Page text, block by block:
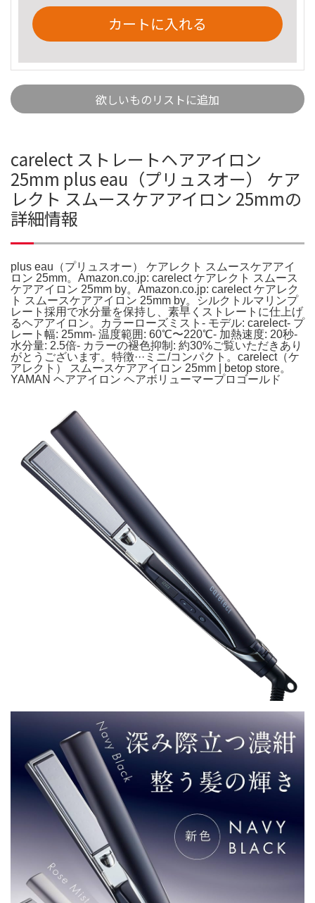
カートに入れる
欲しいものリストに追加
carelect ストレートヘアアイロン
25mm plus eau（プリュスオー） ケア
レクト スムースケアアイロン 25mmの
詳細情報
plus eau（プリュスオー） ケアレクト スムースケアアイ
ロン 25mm。Amazon.co.jp: carelect ケアレクト スムース
ケアアイロン 25mm by。Amazon.co.jp: carelect ケアレク
ト スムースケアアイロン 25mm by。シルクトルマリンプ
レート採用で水分量を保持し、素早くストレートに仕上げ
るヘアアイロン。カラーローズミスト- モデル: carelect- プ
レート幅: 25mm- 温度範囲: 60℃〜220℃- 加熱速度: 20秒-
水分量: 2.5倍- カラーの褪色抑制: 約30%ご覧いただきあり
がとうございます。特徴···ミニ/コンパクト。carelect（ケ
アレクト） スムースケアアイロン 25mm | betop store。
YAMAN ヘアアイロン ヘアボリューマープロゴールド